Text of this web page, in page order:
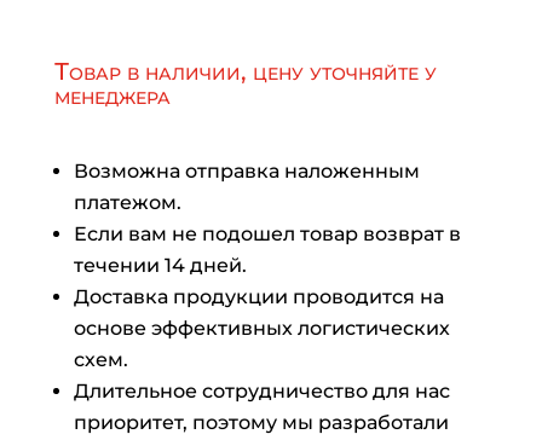
Товар в наличии, цену уточняйте у
менеджера
Возможна отправка наложенным
платежом.
Если вам не подошел товар возврат в
течении 14 дней.
Доставка продукции проводится на
основе эффективных логистических
схем.
Длительное сотрудничество для нас
приоритет, поэтому мы разработали